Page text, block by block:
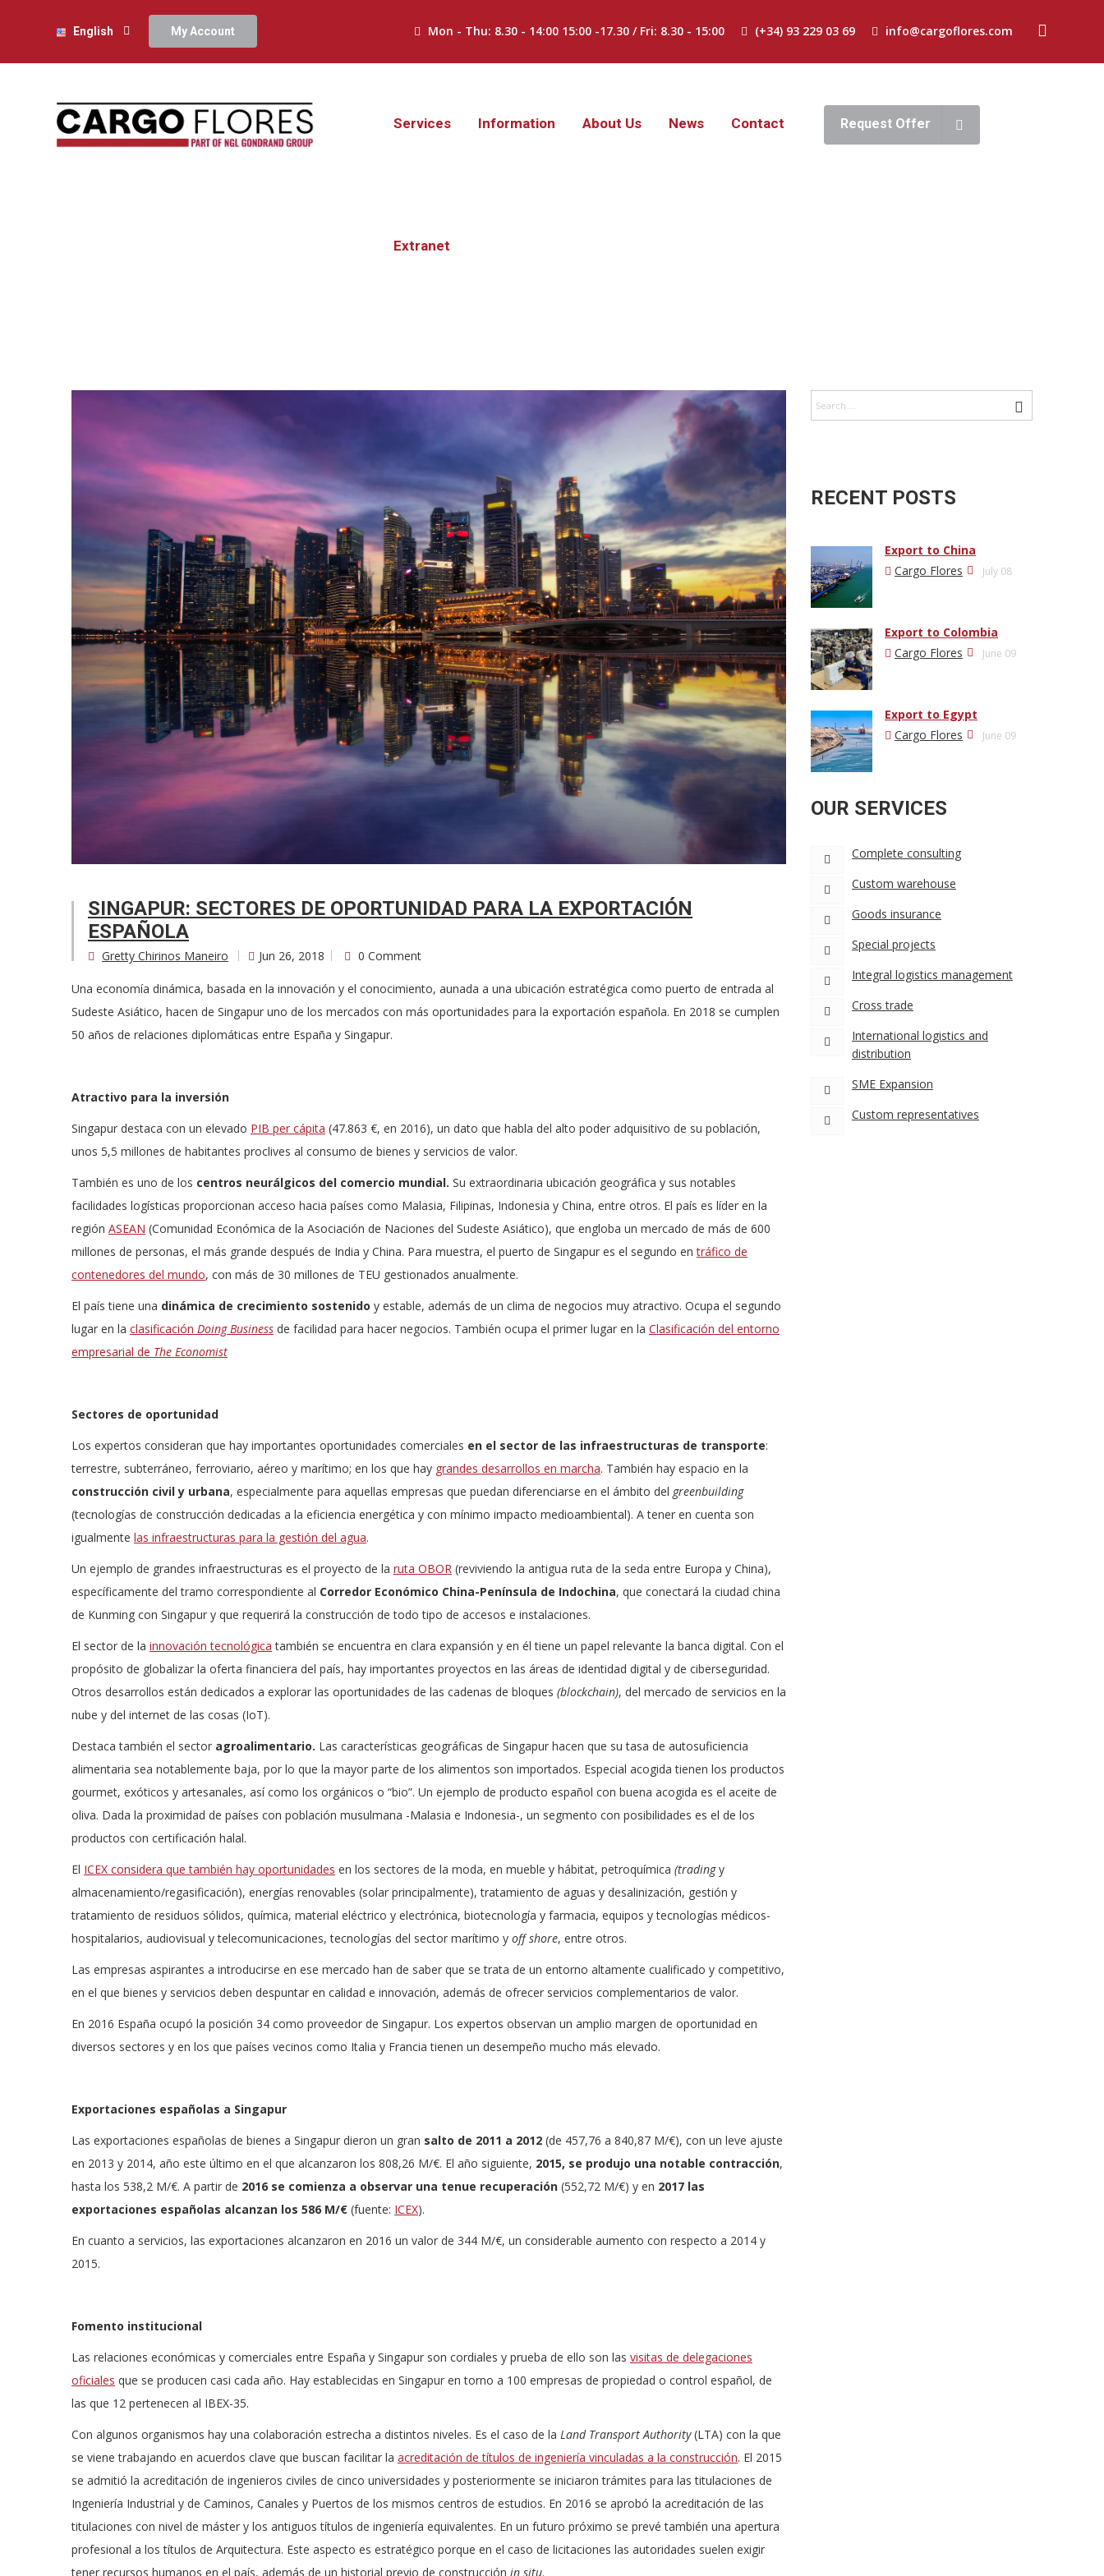
English My Account info@cargoflores.com
(+34) 93 229 03 69
Mon - Thu: 8.30 - 14:00 15:00 -17.30 / Fri: 8.30 - 15:00
Services Information About Us News Contact Request Offer
Extranet
SINGAPUR: SECTORES DE OPORTUNIDAD PARA LA EXPORTACIÓN
ESPAÑOLA
Gretty Chirinos Maneiro Jun 26, 2018 0 Comment
Una economía dinámica, basada en la innovación y el conocimiento, aunada a una ubicación estratégica como puerto de entrada al
Sudeste Asiático, hacen de Singapur uno de los mercados con más oportunidades para la exportación española. En 2018 se cumplen
50 años de relaciones diplomáticas entre España y Singapur.
Atractivo para la inversión
Singapur destaca con un elevado PIB per cápita (47.863 €, en 2016), un dato que habla del alto poder adquisitivo de su población,
unos 5,5 millones de habitantes proclives al consumo de bienes y servicios de valor.
También es uno de los centros neurálgicos del comercio mundial. Su extraordinaria ubicación geográfica y sus notables
facilidades logísticas proporcionan acceso hacia países como Malasia, Filipinas, Indonesia y China, entre otros. El país es líder en la
región ASEAN (Comunidad Económica de la Asociación de Naciones del Sudeste Asiático), que engloba un mercado de más de 600
millones de personas, el más grande después de India y China. Para muestra, el puerto de Singapur es el segundo entráfico de
contenedores del mundo, con más de 30 millones de TEU gestionados anualmente.
El país tiene una dinámica de crecimiento sostenido y estable, además de un clima de negocios muy atractivo. Ocupa el segundo
lugar en la clasificación Doing Business de facilidad para hacer negocios. También ocupa el primer lugar en la Clasificación del entorno
empresarial de The Economist
Sectores de oportunidad
Los expertos consideran que hay importantes oportunidades comerciales en el sector de las infraestructuras de transporte:
terrestre, subterráneo, ferroviario, aéreo y marítimo; en los que hay grandes desarrollos en marcha. También hay espacio en la
construcción civil y urbana, especialmente para aquellas empresas que puedan diferenciarse en el ámbito del greenbuilding
(tecnologías de construcción dedicadas a la eficiencia energética y con mínimo impacto medioambiental). A tener en cuenta son
igualmente las infraestructuras para la gestión del agua.
Un ejemplo de grandes infraestructuras es el proyecto de la ruta OBOR (reviviendo la antigua ruta de la seda entre Europa y China),
específicamente del tramo correspondiente al Corredor Económico China-Península de Indochina, que conectará la ciudad china
de Kunming con Singapur y que requerirá la construcción de todo tipo de accesos e instalaciones.
El sector de la innovación tecnológica también se encuentra en clara expansión y en él tiene un papel relevante la banca digital. Con el
propósito de globalizar la oferta financiera del país, hay importantes proyectos en las áreas de identidad digital y de ciberseguridad.
Otros desarrollos están dedicados a explorar las oportunidades de las cadenas de bloques (blockchain), del mercado de servicios en la
nube y del internet de las cosas (IoT).
Destaca también el sector agroalimentario. Las características geográficas de Singapur hacen que su tasa de autosuficiencia
alimentaria sea notablemente baja, por lo que la mayor parte de los alimentos son importados. Especial acogida tienen los productos
gourmet, exóticos y artesanales, así como los orgánicos o “bio”. Un ejemplo de producto español con buena acogida es el aceite de
oliva. Dada la proximidad de países con población musulmana -Malasia e Indonesia-, un segmento con posibilidades es el de los
productos con certificación halal.
El ICEX considera que también hay oportunidades en los sectores de la moda, en mueble y hábitat, petroquímica (tradingy
almacenamiento/regasificación), energías renovables (solar principalmente), tratamiento de aguas y desalinización, gestión y
tratamiento de residuos sólidos, química, material eléctrico y electrónica, biotecnología y farmacia, equipos y tecnologías médicos-
hospitalarios, audiovisual y telecomunicaciones, tecnologías del sector marítimo y off shore, entre otros.
Las empresas aspirantes a introducirse en ese mercado han de saber que se trata de un entorno altamente cualificado y competitivo,
en el que bienes y servicios deben despuntar en calidad e innovación, además de ofrecer servicios complementarios de valor.
En 2016 España ocupó la posición 34 como proveedor de Singapur. Los expertos observan un amplio margen de oportunidad en
diversos sectores y en los que países vecinos como Italia y Francia tienen un desempeño mucho más elevado.
Exportaciones españolas a Singapur
Las exportaciones españolas de bienes a Singapur dieron un gran salto de 2011 a 2012 (de 457,76 a 840,87 M/€), con un leve ajuste
en 2013 y 2014, año este último en el que alcanzaron los 808,26 M/€. El año siguiente, 2015, se produjo una notable contracción,
hasta los 538,2 M/€. A partir de 2016 se comienza a observar una tenue recuperación (552,72 M/€) y en 2017 las
exportaciones españolas alcanzan los 586 M/€ (fuente: ICEX).
En cuanto a servicios, las exportaciones alcanzaron en 2016 un valor de 344 M/€, un considerable aumento con respecto a 2014 y
2015.
Fomento institucional
Las relaciones económicas y comerciales entre España y Singapur son cordiales y prueba de ello son las visitas de delegaciones
oficiales que se producen casi cada año. Hay establecidas en Singapur en torno a 100 empresas de propiedad o control español, de
las que 12 pertenecen al IBEX-35.
Con algunos organismos hay una colaboración estrecha a distintos niveles. Es el caso de la Land Transport Authority(LTA) con la que
se viene trabajando en acuerdos clave que buscan facilitar la acreditación de títulos de ingeniería vinculadas a la construcción. El 2015
se admitió la acreditación de ingenieros civiles de cinco universidades y posteriormente se iniciaron trámites para las titulaciones de
Ingeniería Industrial y de Caminos, Canales y Puertos de los mismos centros de estudios. En 2016 se aprobó la acreditación de las
titulaciones con nivel de máster y los antiguos títulos de ingeniería equivalentes. En un futuro próximo se prevé también una apertura
profesional a los títulos de Arquitectura. Este aspecto es estratégico porque en el caso de licitaciones las autoridades suelen exigir
tener recursos humanos en el país, además de un historial previo de construcción in situ.
RECENT POSTS
Export to China
Cargo Flores
July 08
Export to Colombia
Cargo Flores
June 09
Export to Egypt
Cargo Flores
June 09
OUR SERVICES
Complete consulting
Custom warehouse
Goods insurance
Special projects
Integral logistics management
Cross trade
International logistics and
distribution
SME Expansion
Custom representatives